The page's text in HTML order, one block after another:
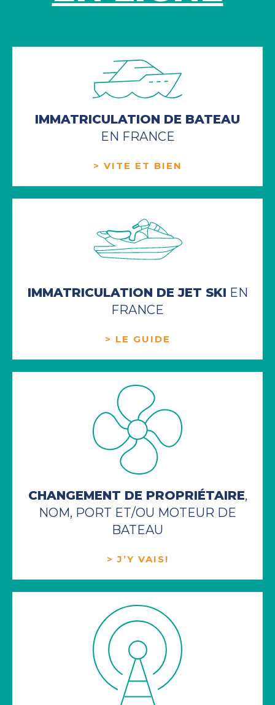
IMMATRICULATION DE BATEAU
EN FRANCE
> VITE ET BIEN
IMMATRICULATION DE JET SKI EN
FRANCE
> LE GUIDE
CHANGEMENT DE PROPRIÉTAIRE,
NOM, PORT ET/OU MOTEUR DE
BATEAU
> J’Y VAIS!